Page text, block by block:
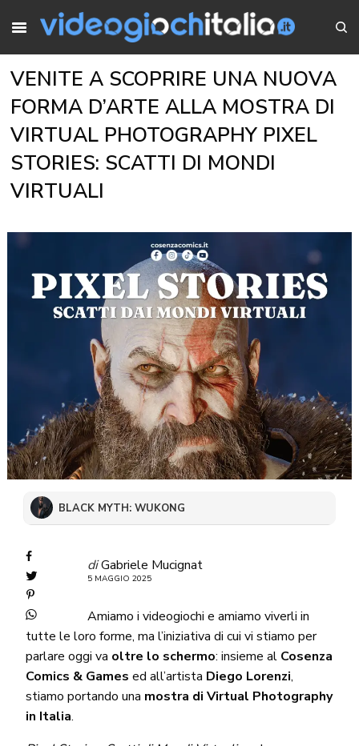
VENITE A SCOPRIRE UNA NUOVA
FORMA D’ARTE ALLA MOSTRA DI
VIRTUAL PHOTOGRAPHY PIXEL
STORIES: SCATTI DI MONDI
VIRTUALI
BLACK MYTH: WUKONG
diGabriele Mucignat
5 MAGGIO 2025
Amiamo i videogiochi e amiamo viverli in
tutte le loro forme, ma l’iniziativa di cui vi stiamo per
parlare oggi va oltre lo schermo: insieme al Cosenza
Comics & Games ed all’artista Diego Lorenzi,
stiamo portando una mostra di Virtual Photography
in Italia.